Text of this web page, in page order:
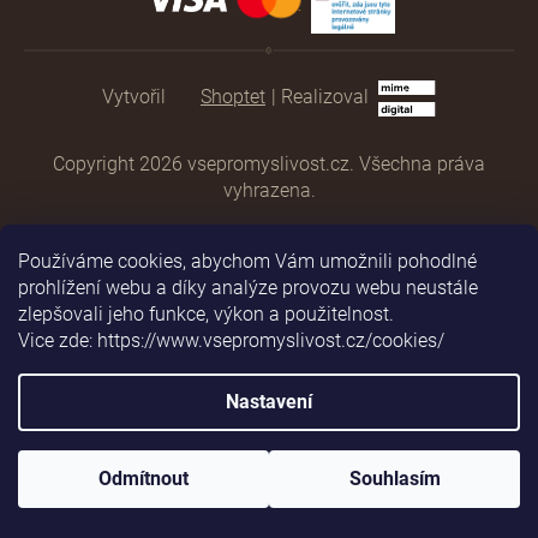
Používáme cookies, abychom Vám umožnili pohodlné
prohlížení webu a díky analýze provozu webu neustále
zlepšovali jeho funkce, výkon a použitelnost.
Vice zde: https://www.vsepromyslivost.cz/cookies/
Nastavení
Odmítnout Souhlasím
Shoptet | Realizoval
Copyright 2026 vsepromyslivost.cz . Všechna práva
vyhrazena.